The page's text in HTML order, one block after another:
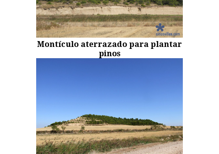
Montículo aterrazado para plantar
pinos